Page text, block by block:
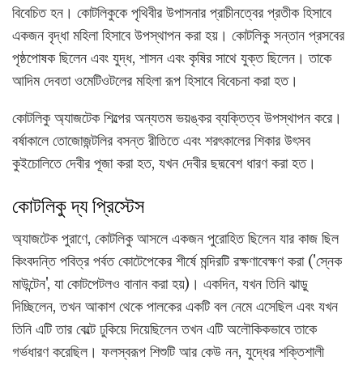
বিবেচিত হন। কোটলিকুকে পৃথিবীর উপাসনার প্রাচীনত্বের প্রতীক হিসাবে
একজন বৃদ্ধা মহিলা হিসাবে উপস্থাপন করা হয়। কোটলিকু সন্তান প্রসবের
পৃষ্ঠপোষক ছিলেন এবং যুদ্ধ, শাসন এবং কৃষির সাথে যুক্ত ছিলেন। তাকে
আদিম দেবতা ওমেটিওটলের মহিলা রূপ হিসাবে বিবেচনা করা হত।
কোটলিকু অ্যাজটেক শিল্পের অন্যতম ভয়ঙ্কর ব্যক্তিত্ব উপস্থাপন করে।
বর্ষাকালে তোজোজন্টলির বসন্ত রীতিতে এবং শরৎকালের শিকার উৎসব
কুইচোলিতে দেবীর পূজা করা হত, যখন দেবীর ছদ্মবেশ ধারণ করা হত।
কোটলিকু দ্য প্রিস্টেস
অ্যাজটেক পুরাণে, কোটলিকু আসলে একজন পুরোহিত ছিলেন যার কাজ ছিল
কিংবদন্তি পবিত্র পর্বত কোটেপেকের শীর্ষে মন্দিরটি রক্ষণাবেক্ষণ করা ('স্নেক
মাউন্টেন', যা কোটপেটলও বানান করা হয়)। একদিন, যখন তিনি ঝাড়ু
দিচ্ছিলেন, তখন আকাশ থেকে পালকের একটি বল নেমে এসেছিল এবং যখন
তিনি এটি তার বেল্টে ঢুকিয়ে দিয়েছিলেন তখন এটি অলৌকিকভাবে তাকে
গর্ভধারণ করেছিল। ফলস্বরূপ শিশুটি আর কেউ নন, যুদ্ধের শক্তিশালী